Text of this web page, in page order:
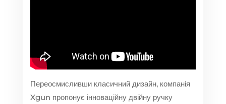
Переосмисливши класичний дизайн, компанія
Xgun пропонує інноваційну двійну ручку